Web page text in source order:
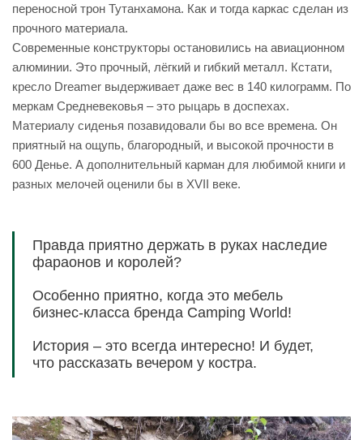
переносной трон Тутанхамона. Как и тогда каркас сделан из
прочного материала.
Современные конструкторы остановились на авиационном
алюминии. Это прочный, лёгкий и гибкий металл. Кстати,
кресло Dreamer выдерживает даже вес в 140 килограмм. По
меркам Средневековья – это рыцарь в доспехах.
Материалу сиденья позавидовали бы во все времена. Он
приятный на ощупь, благородный, и высокой прочности в
600 Денье. А дополнительный карман для любимой книги и
разных мелочей оценили бы в XVII веке.
Правда приятно держать в руках наследие
фараонов и королей?
Особенно приятно, когда это мебель
бизнес-класса бренда Camping World!
История – это всегда интересно! И будет,
что рассказать вечером у костра.